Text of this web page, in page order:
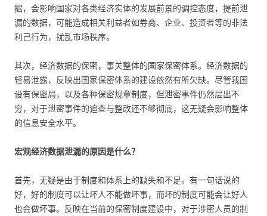
据，会影响国家对各类经济实体的发展前景的调控态度，提前泄
漏的数据，可能造成相关利益者如券商、企业、投资者等的非法
利己行为，扰乱市场秩序。
其次，经济数据的保密，事关整体的国家保密体系。经济数据的
轻易泄露，反映出国家保密体系的建设依然有所欠缺。尽管我国
设有保密局，以及各种保密规章制度，但泄密事件仍然层出不
穷，对于泄密事件的追查与整改还不够彻底，这无疑会影响整体
的信息安全水平。
宏观经济数据泄漏的原因是什么？
首先，无疑是由于制度和体系上的缺失和不足。有一句话说的
好，好的制度可以让坏人不能做坏事，而坏的制度可能会让好人
也会做坏事。反映在当前的保密制度建设中，对于涉密人员的制